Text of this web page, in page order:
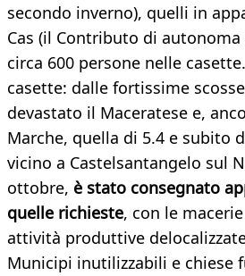
secondo inverno), quelli in
Cas (il Contributo di
circa 600 persone nelle
casette: dalle fortissime
devastato il Maceratese e,
Marche, quella di 5.4 e subito
vicino a Castelsantangelo sul
ottobre, è stato consegnato
quelle richieste, con le
attività produttive
Municipi inutilizzabili e chiese